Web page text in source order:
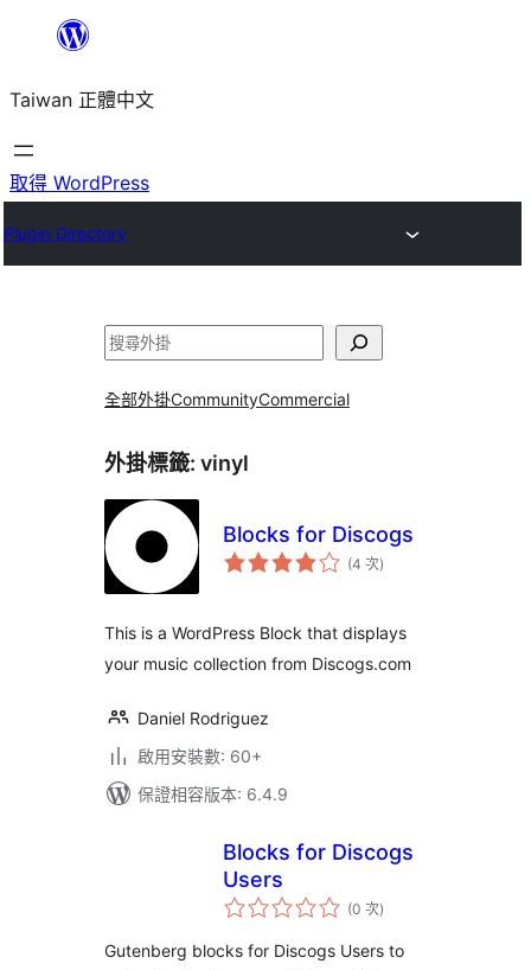
主
要
內
Taiwan 正體中文
取得 WordPress
Plugin Directory
搜
全部外掛CommunityCommercial
外掛標籤: vinyl
Blocks for Discogs
(4 次評
分)
This is a WordPress Block that displays
your music collection from Discogs.com
Daniel Rodriguez
啟用安裝數: 60+
保證相容版本: 6.4.9
Blocks for Discogs
Users
(0 次評
分
數
)
Gutenberg blocks for Discogs Users to